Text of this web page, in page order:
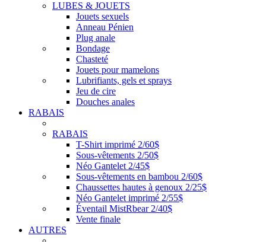
LUBES & JOUETS
Jouets sexuels
Anneau Pénien
Plug anale
Bondage
Chasteté
Jouets pour mamelons
Lubrifiants, gels et sprays
Jeu de cire
Douches anales
RABAIS
RABAIS
T-Shirt imprimé 2/60$
Sous-vêtements 2/50$
Néo Gantelet 2/45$
Sous-vêtements en bambou 2/60$
Chaussettes hautes à genoux 2/25$
Néo Gantelet imprimé 2/55$
Éventail MistRbear 2/40$
Vente finale
AUTRES